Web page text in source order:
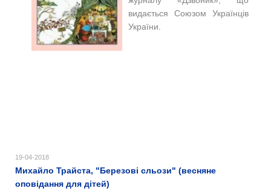
видається Союзом Українців
України
19-04-2018
Михайло Трайста, "Березові сльози" (весняне
оповідання для дітей)